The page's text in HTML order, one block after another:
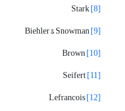
[8]
[9]
[10]
[11]
[12]